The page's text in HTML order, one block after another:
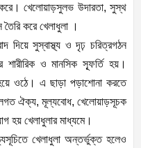
করে। খেলোয়াড়সুলভ উদারতা, সুস্থ
করে খেলাধুলা ।
দিয়ে সুস্বাস্থ্য ও দৃঢ় চরিত্রগঠন
শারীরিক ও মানসিক স্ফূর্তি হয়।
ওঠে। এ ছাড়া পড়াশোনা করতে
ঐক্য, মূল্যবোধ, খেলোয়াড়সূচক
হয় খেলাধুলার মাধ্যমে।
খেলাধুলা অন্তর্ভুক্ত হলেও